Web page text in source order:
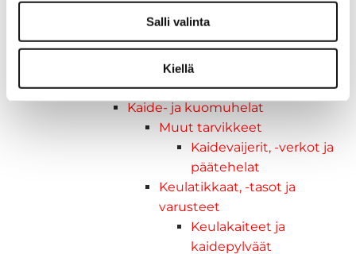
Salli valinta
Kiellä
Venetikkaat
Keulatikkaat, -tasot ja
varusteet
Kasettitikkaat
Keulatikkaat
Kaide- ja kuomuhelat
Muut tarvikkeet
Kaidevaijerit, -verkot ja
päätehelat
Keulatikkaat, -tasot ja
varusteet
Keulakaiteet ja
kaidepylväät